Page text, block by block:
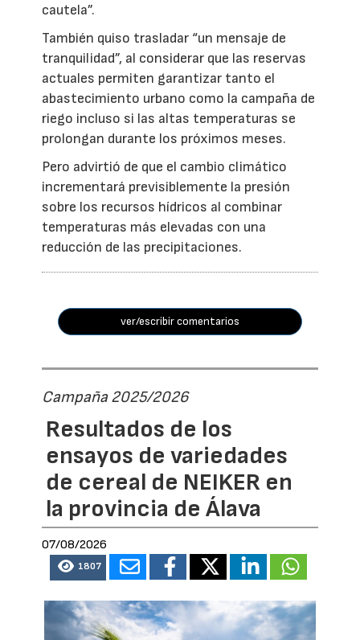
cautela”.
También quiso trasladar “un mensaje de
tranquilidad”, al considerar que las reservas
actuales permiten garantizar tanto el
abastecimiento urbano como la campaña de
riego incluso si las altas temperaturas se
prolongan durante los próximos meses.
Pero advirtió de que el cambio climático
incrementará previsiblemente la presión
sobre los recursos hídricos al combinar
temperaturas más elevadas con una
reducción de las precipitaciones.
ver/escribir comentarios
Campaña 2025/2026
Resultados de los
ensayos de variedades
de cereal de NEIKER en
la provincia de Álava
07/08/2026
1807